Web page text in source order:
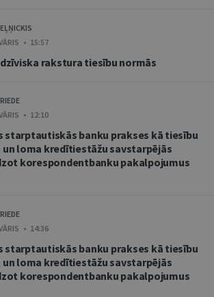
• 15:57
rakstura tiesību normās
• 12:10
starptautiskās banku prakses kā tiesību
loma kredītiestāžu savstarpējās
korespondentbanku pakalpojumus
• 14:36
starptautiskās banku prakses kā tiesību
loma kredītiestāžu savstarpējās
korespondentbanku pakalpojumus